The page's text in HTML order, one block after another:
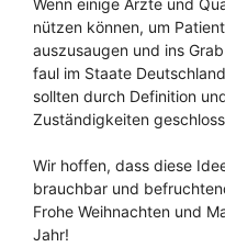
Wenn einige Ärzte und
nützen können, um
auszusaugen und ins
faul im Staate
sollten durch Definition
Zuständigkeiten
Wir hoffen, dass diese
brauchbar und
Frohe Weihnachten und
Jahr!